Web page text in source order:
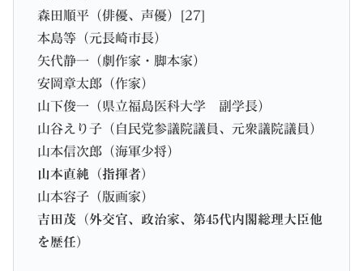
森田順平（俳優、声優）[27]
本島等（元長崎市長）
矢代静一（劇作家・脚本家）
安岡章太郎（作家）
山下俊一（県立福島医科大学 副学長）
山谷えり子（自民党参議院議員、元衆議院議員）
山本信次郎（海軍少将）
山本直純（指揮者）
山本容子（版画家）
吉田茂（外交官、政治家、第45代内閣総理大臣他
を歴任）